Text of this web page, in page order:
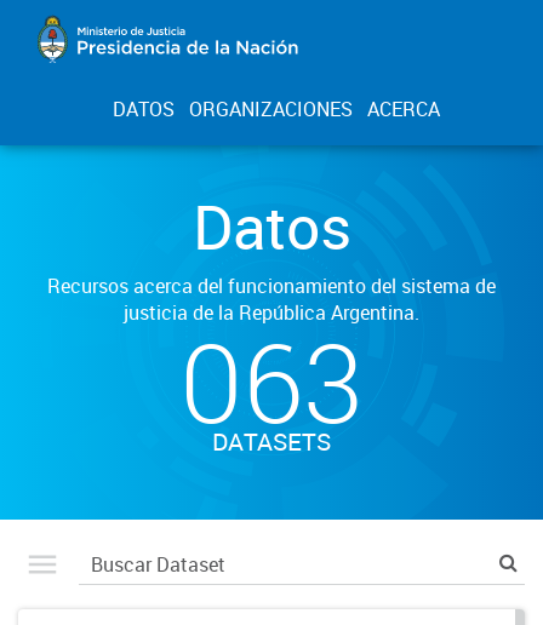
DATOS ORGANIZACIONES ACERCA
Datos
Recursos acerca del funcionamiento del sistema de
justicia de la República Argentina.
063
DATASETS